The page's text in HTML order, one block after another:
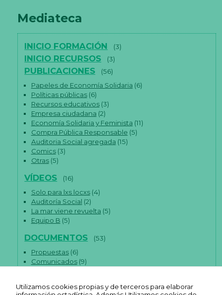
Mediateca
INICIO FORMACIÓN (3)
INICIO RECURSOS (3)
PUBLICACIONES
(56)
Papeles de Economía Solidaria (6)
Políticas públicas(6)
Recursos educativos(3)
Empresa ciudadana (2)
Economía Solidaria y Feminista (11)
Compra Pública Responsable (5)
Auditoria Social agregada (15)
Comics(3)
Otras(5)
VÍDEOS
(16)
Solo para lxs locxs(4)
Auditoría Social (2)
La mar viene revuelta (5)
Equipo B (5)
DOCUMENTOS
(53)
Propuestas(6)
Comunicados(9)
Utilizamos cookies propias y de terceros para elaborar